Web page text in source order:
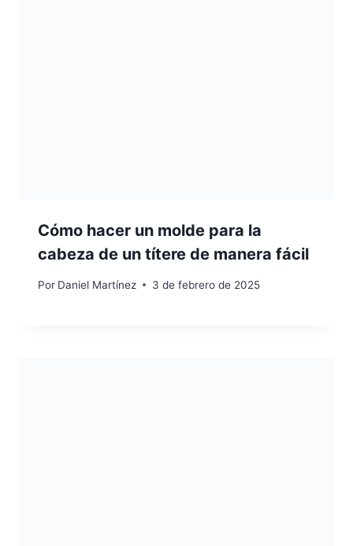
Cómo hacer un molde para la
cabeza de un títere de manera fácil
Por Daniel Martínez 3 de febrero de 2025